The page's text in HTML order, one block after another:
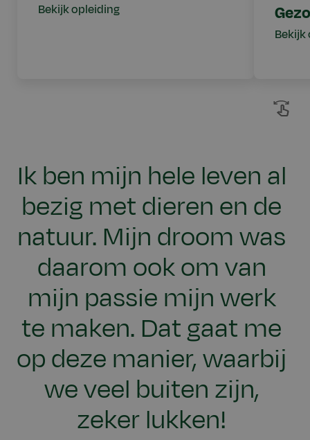
Bekijk opleiding
Bekijk
Ik ben mijn hele leven al
bezig met dieren en de
natuur. Mijn droom was
daarom ook om van
mijn passie mijn werk
te maken. Dat gaat me
op deze manier, waarbij
we veel buiten zijn,
zeker lukken!